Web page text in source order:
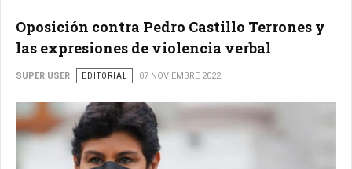
Oposición contra Pedro Castillo Terrones y
las expresiones de violencia verbal
SUPER USER EDITORIAL 07 NOVIEMBRE 2022